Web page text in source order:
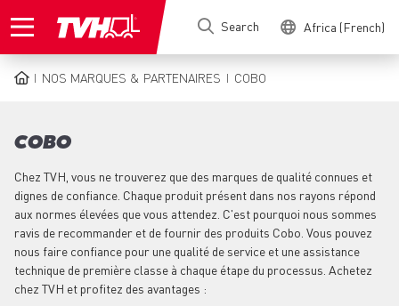
to
Search Africa (French)
NOS MARQUES & PARTENAIRES COBO
COBO
Chez TVH, vous ne trouverez que des marques de qualité connues et
dignes de confiance. Chaque produit présent dans nos rayons répond
aux normes élevées que vous attendez. C'est pourquoi nous sommes
ravis de recommander et de fournir des produits Cobo. Vous pouvez
nous faire confiance pour une qualité de service et une assistance
technique de première classe à chaque étape du processus. Achetez
chez TVH et profitez des avantages :